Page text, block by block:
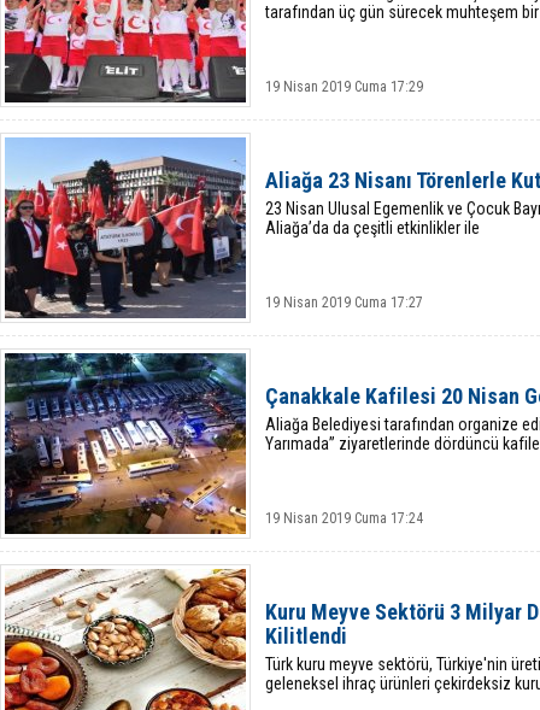
tarafından üç gün sürecek muhteşem bir
19 Nisan 2019 Cuma 17:29
Aliağa 23 Nisanı Törenlerle
23 Nisan Ulusal Egemenlik ve Çocuk
Aliağa’da da çeşitli etkinlikler ile
19 Nisan 2019 Cuma 17:27
Çanakkale Kafilesi 20 Nisan
Aliağa Belediyesi tarafından organize
Yarımada” ziyaretlerinde dördüncü kafile
19 Nisan 2019 Cuma 17:24
Kuru Meyve Sektörü 3 Milyar
Kilitlendi
Türk kuru meyve sektörü, Türkiye'nin
geleneksel ihraç ürünleri çekirdeksiz